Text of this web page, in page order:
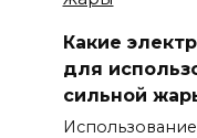
Какие
для
сильной